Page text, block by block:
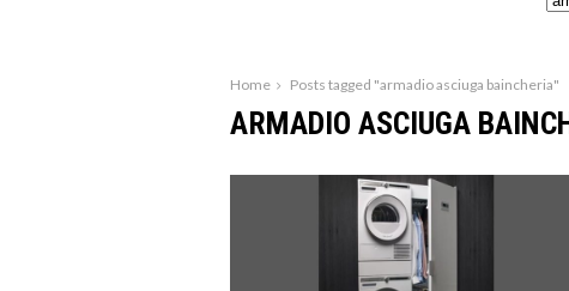
Home Posts tagged "armadio asciuga baincheria"
ARMADIO ASCIUGA